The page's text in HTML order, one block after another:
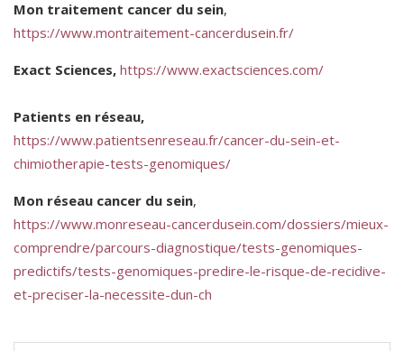
Mon traitement cancer du sein,
https://www.montraitement-cancerdusein.fr/
Exact Sciences, https://www.exactsciences.com/
Patients en réseau,
https://www.patientsenreseau.fr/cancer-du-sein-et-
chimiotherapie-tests-genomiques/
Mon réseau cancer du sein,
https://www.monreseau-cancerdusein.com/dossiers/mieux-
comprendre/parcours-diagnostique/tests-genomiques-
predictifs/tests-genomiques-predire-le-risque-de-recidive-
et-preciser-la-necessite-dun-ch